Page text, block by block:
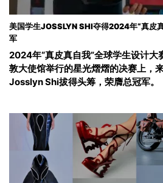
美国学生JOSSLYN SHI夺得2024年“真皮
军
2024年“真皮真自我”全球学生设计大
敦大使馆举行的星光熠熠的决赛上，
Josslyn Shi拔得头筹，荣膺总冠军。